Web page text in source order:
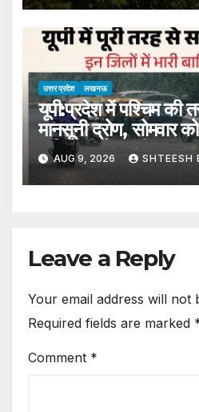
Ajmer; Thieves
And Made Off
Jewelry
उत्तर प्रदेश लखनऊ
यूपी:प्रदेश में पश्चिम की
मानसूनी द्रोण, सोमवार
बारिश की चेतावनी –
Trough Shifts
The State,
AUG 9, 2026 SHTEESH
Leave a Reply
Your email address will not
Required fields are marked
Comment *